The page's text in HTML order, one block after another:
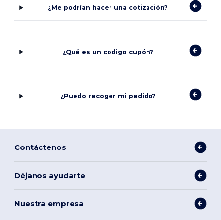
¿Me podrían hacer una cotización?
¿Qué es un codigo cupón?
¿Puedo recoger mi pedido?
Contáctenos
Déjanos ayudarte
Nuestra empresa